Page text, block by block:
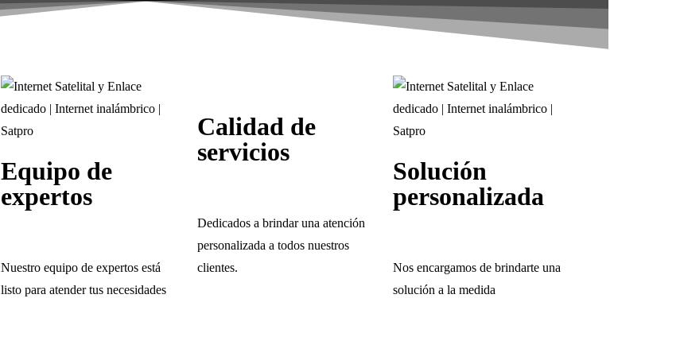
Equipo de
expertos
Nuestro equipo de expertos está
listo para atender tus necesidades
Calidad de
servicios
Dedicados a brindar una atención
personalizada a todos nuestros
clientes.
Solución
personalizada
Nos encargamos de brindarte una
solución a la medida